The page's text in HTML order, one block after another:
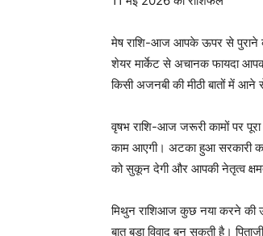
मेष राशि-आज आपके ऊपर से पुराने
शेयर मार्केट से अचानक फायदा
किसी अजनबी की मीठी बातों में
वृषभ राशि-आज जरूरी कामों पर पूरा
काम आएगी। अटका हुआ सरकारी
को सुकून देगी और आपकी नेतृत्व
मिथुन राशिआज कुछ नया करने की
बात बड़ा विवाद बन सकती है।